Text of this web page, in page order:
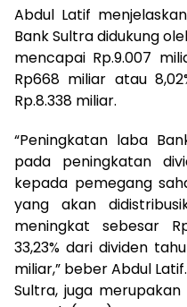
Abdul Latif
Bank Sultra didukung
mencapai Rp.9.007
Rp668 miliar atau
Rp.8.338 miliar.
“Peningkatan laba
pada peningkatan
kepada pemegang
yang akan
meningkat sebesar
33,23% dari dividen
miliar,” beber Abdul
Sultra, juga